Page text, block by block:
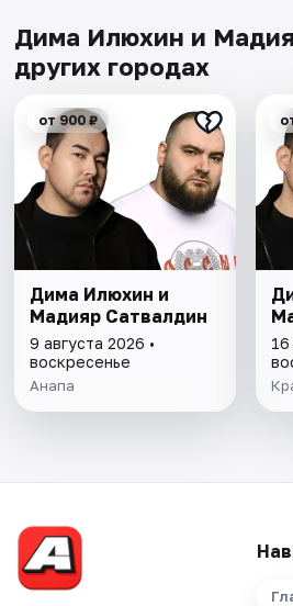
Дима Илюхин и
других городах
от 900 ₽
Дима Илюхин и
Мадияр Сатвалдин
9 августа 2026 •
воскресенье
Анапа
16